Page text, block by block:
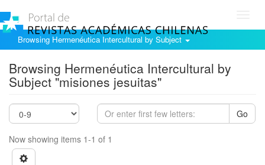
Browsing Hermenéutica Intercultural by Subject
Browsing Hermenéutica Intercultural by
Subject "misiones jesuitas"
Go
Now showing items 1-1 of 1